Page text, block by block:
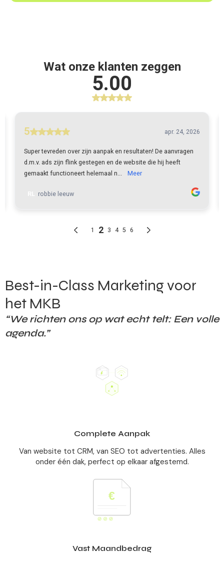
Best-in-Class Marketing voor
het MKB
“We richten ons op wat echt telt: Een volle
agenda.”
Complete Aanpak
Van website tot CRM, van SEO tot advertenties. Alles
onder één dak, perfect op elkaar afgestemd.
Vast Maandbedrag